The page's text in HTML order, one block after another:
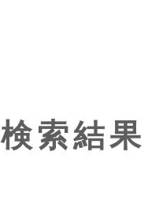
検索結果